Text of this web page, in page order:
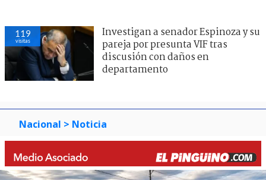
119
visitas
Investigan a senador Espinoza y su
pareja por presunta VIF tras
discusión con daños en
departamento
Nacional > Noticia